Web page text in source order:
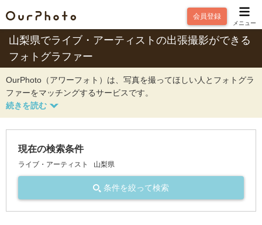
会員登録
メニュー
山梨県でライブ・アーティストの出張撮影ができる
フォトグラファー
OurPhoto（アワーフォト）は、写真を撮ってほしい人とフォトグラ
ファーをマッチングするサービスです。
現在の検索条件
ライブ・アーティスト 山梨県
条件を絞って検索